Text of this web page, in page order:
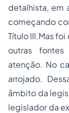
detalhista, em
começando
Título III.Mas
outras
atenção. No
arrojado.
âmbito da
legislador da